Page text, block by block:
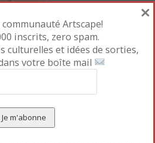
21,95€
Artscape!
inscrits, zero spam.
culturelles et idées de sorties,
votre boîte mail
×